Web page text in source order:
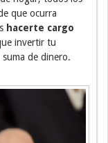
que ocurra
hacerte cargo
invertir tu
de dinero.